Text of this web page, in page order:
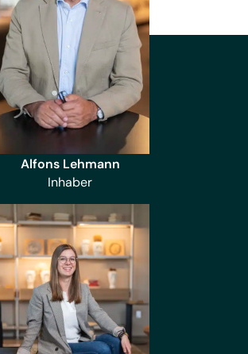
Alfons Lehmann
Inhaber